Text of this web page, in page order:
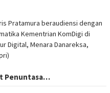
Penuntasa…